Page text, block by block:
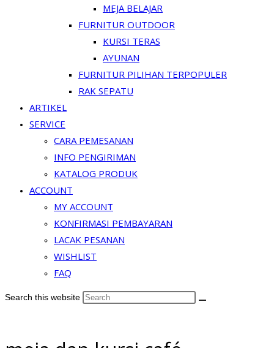
MEJA BELAJAR
FURNITUR OUTDOOR
KURSI TERAS
AYUNAN
FURNITUR PILIHAN TERPOPULER
RAK SEPATU
ARTIKEL
SERVICE
CARA PEMESANAN
INFO PENGIRIMAN
KATALOG PRODUK
ACCOUNT
MY ACCOUNT
KONFIRMASI PEMBAYARAN
LACAK PESANAN
WISHLIST
FAQ
Search this website